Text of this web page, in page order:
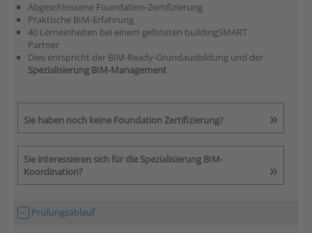
Abgeschlossene Foundation-Zertifizierung
Praktische BIM-Erfahrung
40 Lerneinheiten bei einem gelisteten buildingSMART
Partner
Dies entspricht der BIM-Ready-Grundausbildung und der
Spezialisierung BIM-Management
Sie haben noch keine Foundation Zertifizierung?
Sie interessieren sich für die Spezialisierung BIM-
Koordination?
Prüfungsablauf